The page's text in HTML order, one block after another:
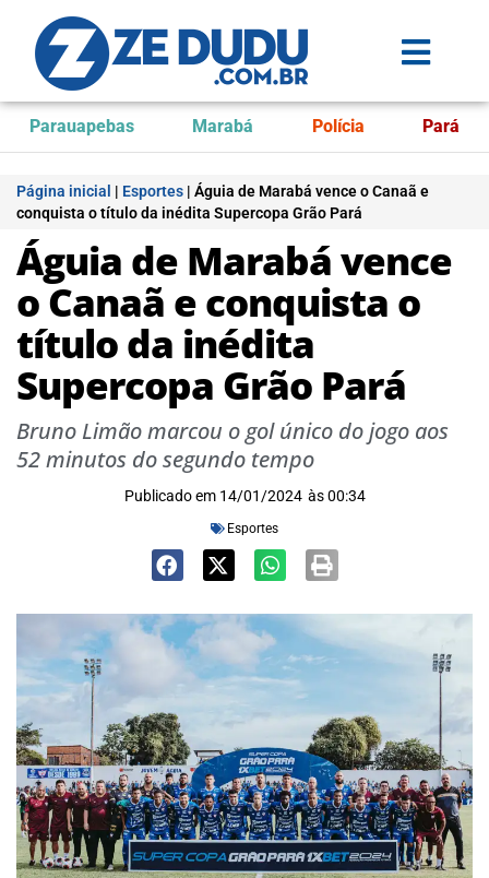
Parauapebas Marabá Polícia Pará
Página inicial | Esportes | Águia de Marabá vence o Canaã e
conquista o título da inédita Supercopa Grão Pará
Águia de Marabá vence
o Canaã e conquista o
título da inédita
Supercopa Grão Pará
Bruno Limão marcou o gol único do jogo aos
52 minutos do segundo tempo
Publicado em 14/01/2024 às 00:34
Esportes